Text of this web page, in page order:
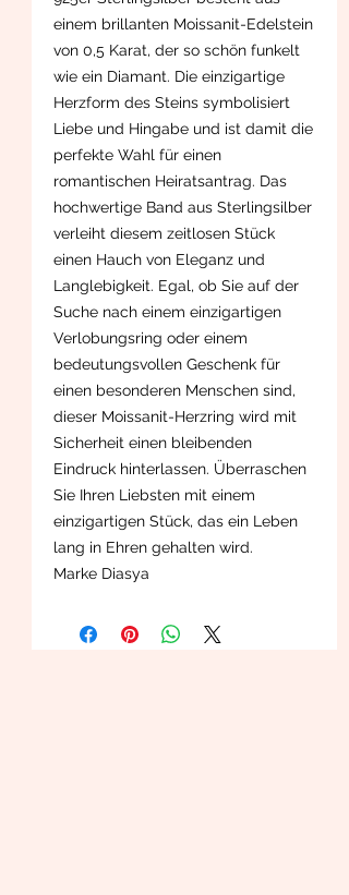
einem brillanten Moissanit-Edelstein
von 0,5 Karat, der so schön funkelt
wie ein Diamant. Die einzigartige
Herzform des Steins symbolisiert
Liebe und Hingabe und ist damit die
perfekte Wahl für einen
romantischen Heiratsantrag. Das
hochwertige Band aus Sterlingsilber
verleiht diesem zeitlosen Stück
einen Hauch von Eleganz und
Langlebigkeit. Egal, ob Sie auf der
Suche nach einem einzigartigen
Verlobungsring oder einem
bedeutungsvollen Geschenk für
einen besonderen Menschen sind,
dieser Moissanit-Herzring wird mit
Sicherheit einen bleibenden
Eindruck hinterlassen. Überraschen
Sie Ihren Liebsten mit einem
einzigartigen Stück, das ein Leben
lang in Ehren gehalten wird.
Marke Diasya